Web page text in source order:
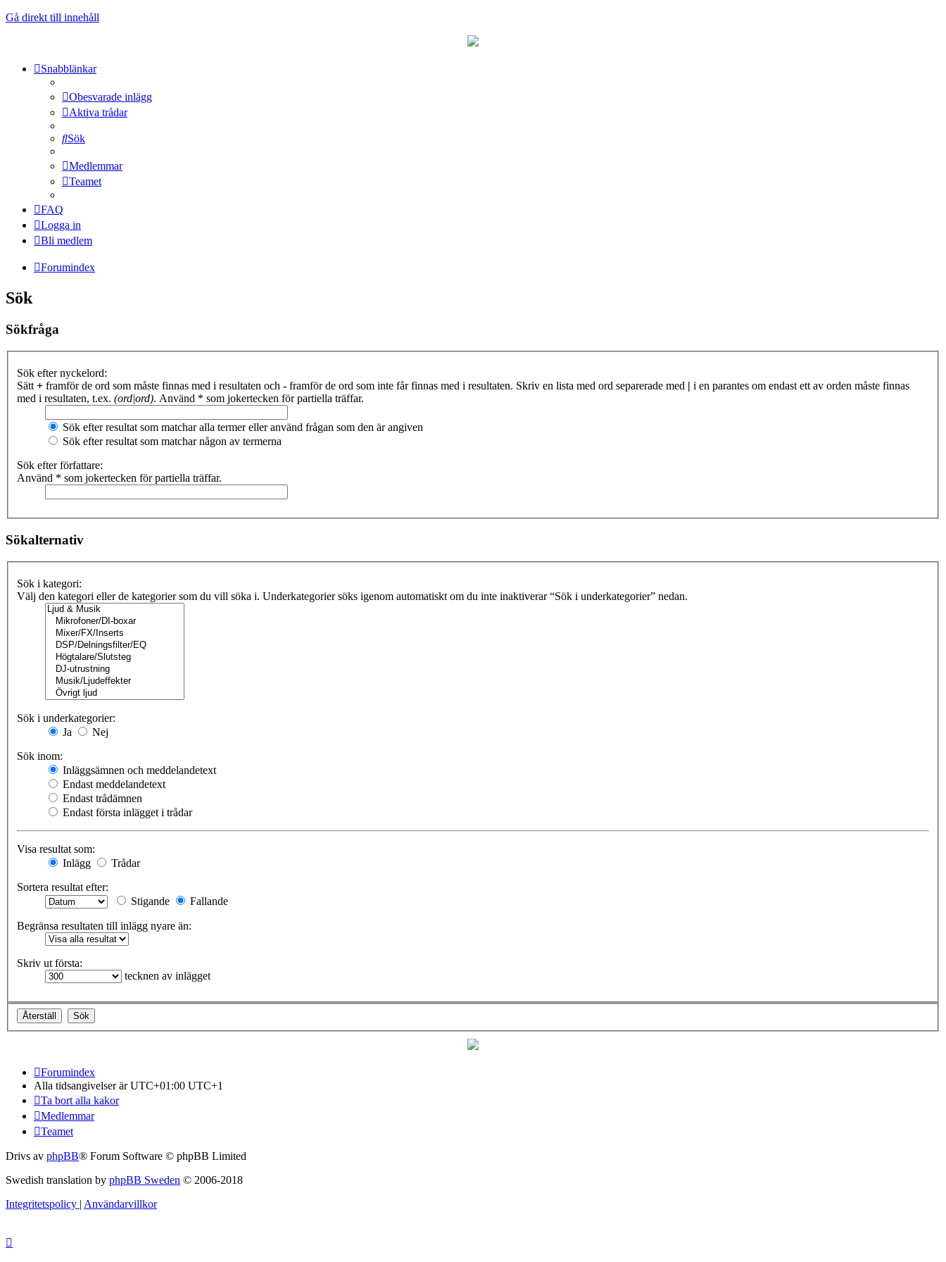
Gå direkt till innehåll
Snabblänkar
Obesvarade inlägg
Aktiva trådar
Sök
Medlemmar
Teamet
FAQ
Logga in
Bli medlem
Forumindex
Sök
Sökfråga
Sök efter nyckelord:
Sätt + framför de ord som måste finnas med i resultaten och - framför de ord som inte får finnas med i resultaten. Skriv en lista med ord separerade med | i en parantes om endast ett av orden måste finnas
med i resultaten, t.ex. (ord|ord). Använd * som jokertecken för partiella träffar.
Sök efter resultat som matchar alla termer eller använd frågan som den är angiven
Sök efter resultat som matchar någon av termerna
Sök efter författare:
Använd * som jokertecken för partiella träffar.
Sökalternativ
Sök i kategori:
Välj den kategori eller de kategorier som du vill söka i. Underkategorier söks igenom automatiskt om du inte inaktiverar “Sök i underkategorier” nedan.
Sök i underkategorier:
Ja
Nej
Sök inom:
Inläggsämnen och meddelandetext
Endast meddelandetext
Endast trådämnen
Endast första inlägget i trådar
Visa resultat som:
Inlägg
Trådar
Sortera resultat efter:
Stigande
Fallande
Begränsa resultaten till inlägg nyare än:
Skriv ut första:
tecknen av inlägget
Forumindex
Alla tidsangivelser är UTC+01:00 UTC+1
Ta bort alla kakor
Medlemmar
Teamet
Drivs av phpBB® Forum Software © phpBB Limited
Swedish translation by phpBB Sweden © 2006-2018
Integritetspolicy | Användarvillkor